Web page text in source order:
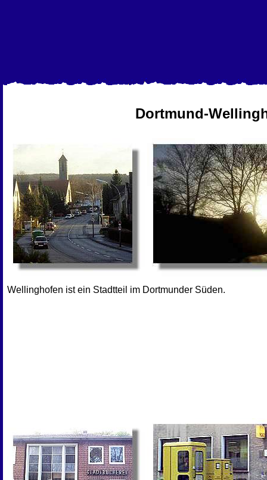
Dortmund-
Wellinghofen ist ein Stadtteil im Dortmunder Süden.